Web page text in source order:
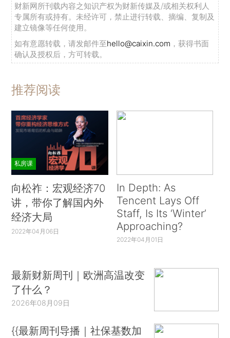
财新网所刊载内容之知识产权为财新传媒及/或相关权利人
专属所有或持有。未经许可，禁止进行转载、摘编、复制及
建立镜像等任何使用。
如有意愿转载，请发邮件至hello@caixin.com ，获得书面
确认及授权后，方可转载。
推荐阅读
私房课
向松祚：宏观经济70
讲，带你了解国内外
经济大局
2022年04月06日
In Depth: As
Tencent Lays Off
Staff, Is Its ‘Winter’
Approaching?
2022年04月01日
最新财新周刊｜欧洲高温改变
了什么？
2026年08月09日
{{最新周刊导播｜社保基数加